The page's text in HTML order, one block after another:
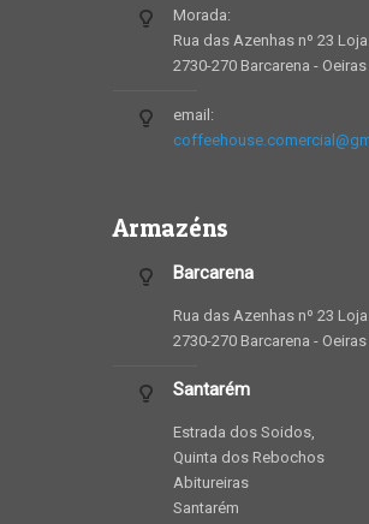
Morada:
Rua das Azenhas nº 23
2730-270 Barcarena - Oeiras
email:
Armazéns
Barcarena
Rua das Azenhas nº 23
2730-270 Barcarena - Oeiras
Santarém
Estrada dos Soidos,
Quinta dos Rebochos
Abitureiras
Santarém